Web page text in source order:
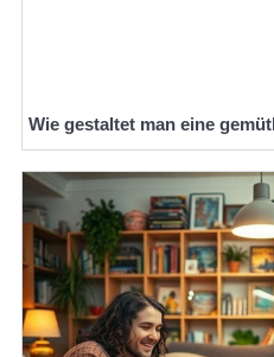
Wie gestaltet man eine